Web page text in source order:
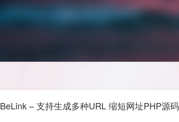
BeLink – 支持生成多种URL 缩短网址PHP源码